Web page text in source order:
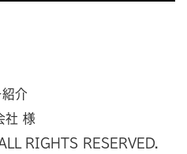
介
社 様
RIGHTS RESERVED.